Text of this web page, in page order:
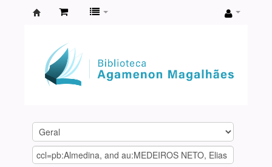
Agamenon
Magalhães